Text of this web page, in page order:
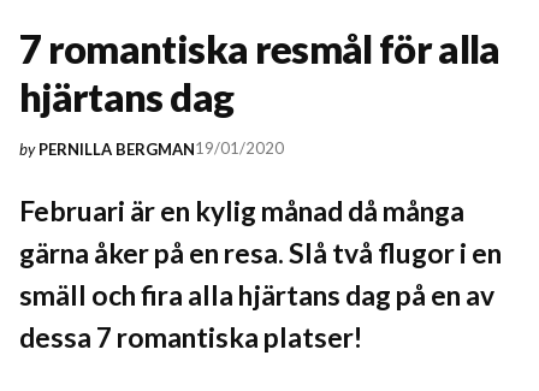
7 romantiska resmål för alla
hjärtans dag
by PERNILLA BERGMAN19/01/2020
Februari är en kylig månad då många
gärna åker på en resa. Slå två flugor i en
smäll och fira alla hjärtans dag på en av
dessa 7 romantiska platser!